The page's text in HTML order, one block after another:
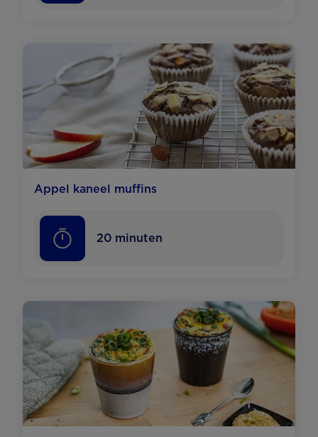
Appel kaneel muffins
20 minuten